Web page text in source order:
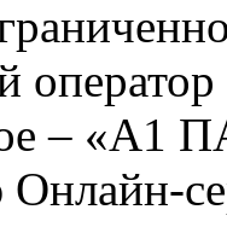
– «А1